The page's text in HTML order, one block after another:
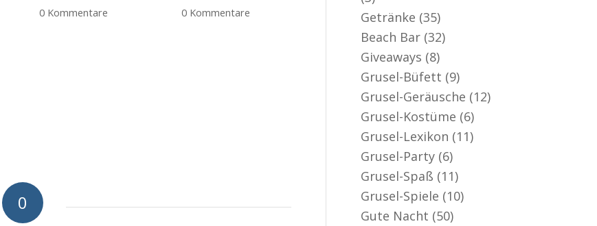
0 Kommentare
0 Kommentare
0
Getränke (35)
Beach Bar (32)
Giveaways (8)
Grusel-Büfett (9)
Grusel-Geräusche (12)
Grusel-Kostüme (6)
Grusel-Lexikon (11)
Grusel-Party (6)
Grusel-Spaß (11)
Grusel-Spiele (10)
Gute Nacht (50)